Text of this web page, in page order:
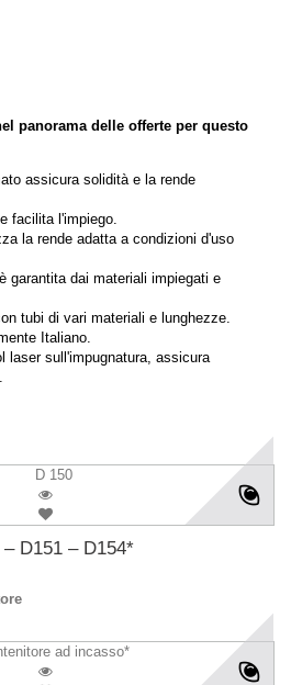
panorama delle offerte per questo
assicura solidità e la rende
facilita l'impiego.
la rende adatta a condizioni d'uso
garantita dai materiali impiegati e
tubi di vari materiali e lunghezze.
Italiano.
laser sull'impugnatura, assicura
– D151 – D154*